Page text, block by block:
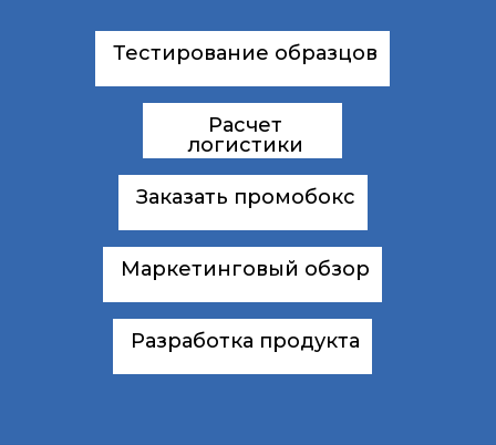
Тестирование образцов
Расчет
логистики
Заказать промобокс
Маркетинговый обзор
Разработка продукта